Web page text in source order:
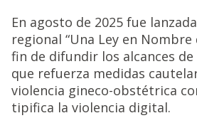
En agosto de 2025 fue
regional “Una Ley en Nombre
fin de difundir los alcances
que refuerza medidas
violencia gineco-obstétrica
tipifica la violencia digital.